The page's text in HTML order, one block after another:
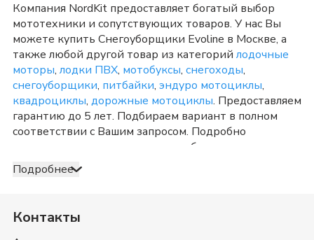
Компания NordKit предоставляет богатый выбор
мототехники и сопутствующих товаров. У нас Вы
можете купить Снегоуборщики Evoline в Москве, а
также любой другой товар из категорий лодочные
моторы, лодки ПВХ, мотобуксы, снегоходы,
снегоуборщики, питбайки, эндуро мотоциклы,
квадроциклы, дорожные мотоциклы. Предоставляем
гарантию до 5 лет. Подбираем вариант в полном
соответствии с Вашим запросом. Подробно
консультируем и отвечаем на любые вопросы по
телефону и в шоу-руме в
категорииСнегоуборщики Evoline
Москве
России. Оплата принимается несколькими способами:
Подробнее
Контакты